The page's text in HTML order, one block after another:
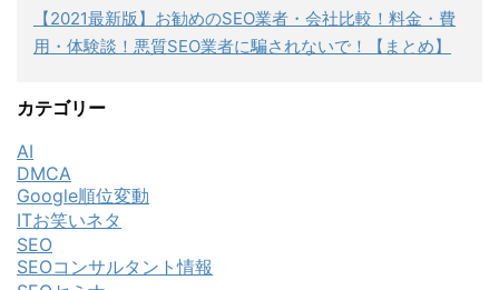
【2021最新版】お勧めのSEO業者・会社比較！料金・費
用・体験談！悪質SEO業者に騙されないで！【まとめ】
カテゴリー
AI
DMCA
Google順位変動
ITお笑いネタ
SEO
SEOコンサルタント情報